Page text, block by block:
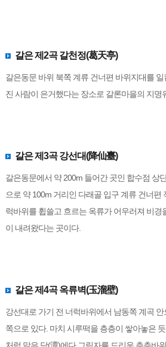
갈은 제2곡 갈천정(葛天亭)
갈은동문 바위 북쪽 계류 건너편 바위지대를
진 사람이 은거했다는 장소로 갈론마을의 지명
갈은 제3곡 강선대(降仙臺)
갈은동문에서 약 200m 들어간 곳인 합수점 상
으로 약 100m 거리인 다래골 입구 계류 건너편
럭바위를 휩쓸고 흐르는 옥류가 어우러져 비경
이 내려왔다는 곳이다.
갈은 제4곡 옥류벽(玉溜壁)
강선대로 가기 전 너럭바위에서 남동쪽 계곡
쪽으로 있다. 마치 시루떡을 층층이 쌓아놓은